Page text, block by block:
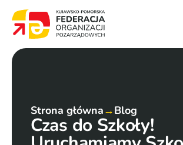
Projekty
Członkowie
English summary
Strona główna→Blog
Czas do Szkoły!